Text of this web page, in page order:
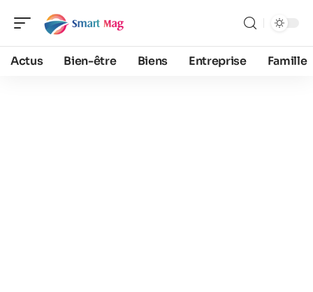
Actus Bien-être Biens Entreprise Famille